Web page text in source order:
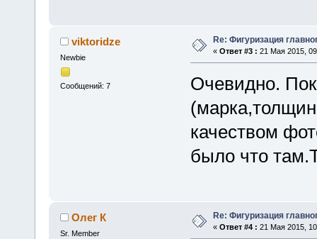
viktoridze
Newbie
Сообщений: 7
Re: Фигуризация
« Ответ #3 : 21 Мая 2015,
Очевидно.
качеством
было что
Олег К
Sr. Member
Re: Фигуризация
« Ответ #4 : 21 Мая 2015,